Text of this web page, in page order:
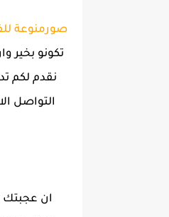
صورمنوعة
تكونو بخير
نقدم لكم
التواصل
ان عجبتك